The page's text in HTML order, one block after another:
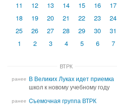
11
12 13 14 15 16
17
18
19 20 21 22 23
24
25
26 27 28 29 30
31
1
2 3 4 5 6 7
ВТРК
ранее В Великих Луках идет приемка
школ к новому учебному году
В Великих Луках идет приемка
школ к новому учебному году
ранее Cъемочная группа ВТРК
Cъемочная группа ВТРК